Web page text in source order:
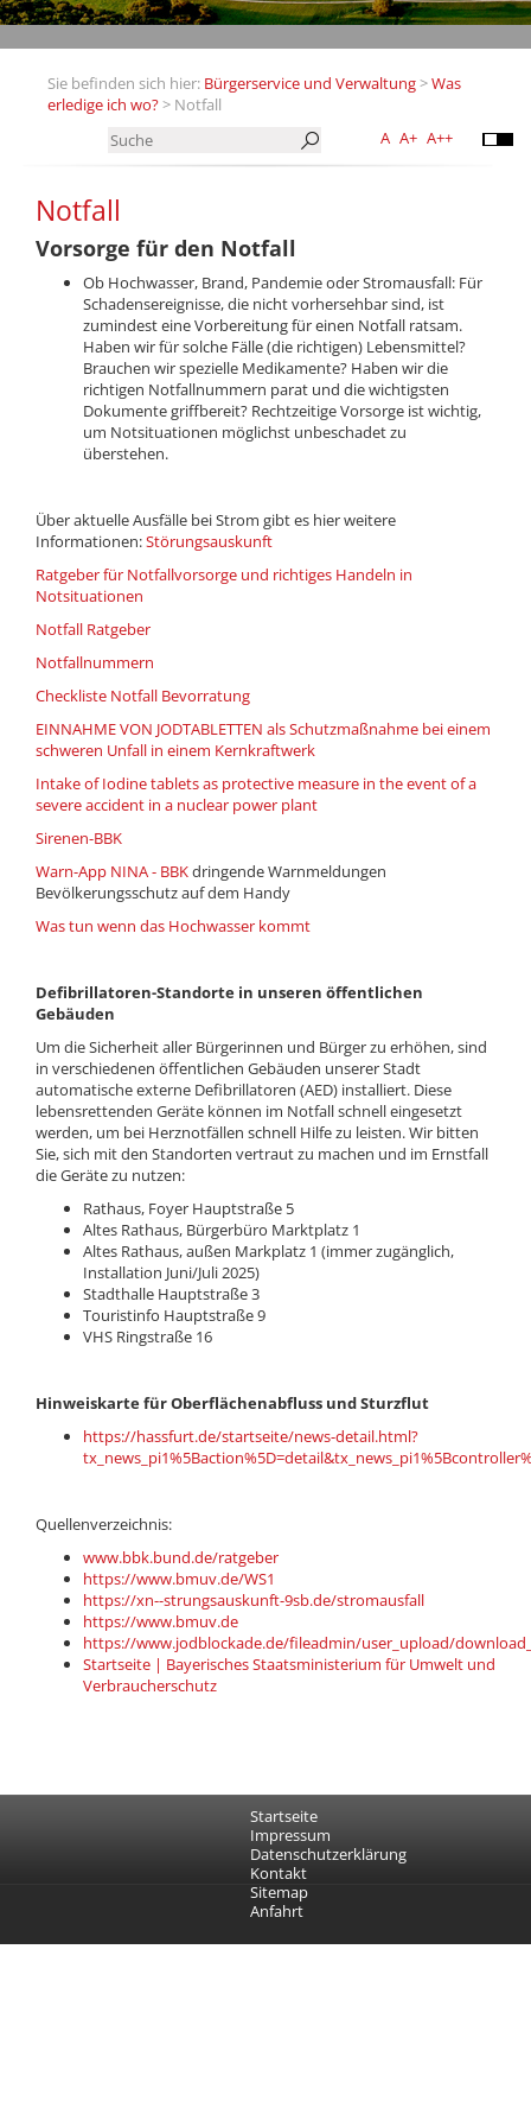
Sie befinden sich hier: Bürgerservice und Verwaltung>Was
erledige ich wo?> Notfall
A A+ A++
Notfall
Vorsorge für den Notfall
Ob Hochwasser, Brand, Pandemie oder Stromausfall: Für
Schadensereignisse, die nicht vorhersehbar sind, ist
zumindest eine Vorbereitung für einen Notfall ratsam.
Haben wir für solche Fälle (die richtigen) Lebensmittel?
Brauchen wir spezielle Medikamente? Haben wir die
richtigen Notfallnummern parat und die wichtigsten
Dokumente griffbereit? Rechtzeitige Vorsorge ist wichtig,
um Notsituationen möglichst unbeschadet zu
überstehen.
Über aktuelle Ausfälle bei Strom gibt es hier weitere
Informationen:Störungsauskunft
Ratgeber für Notfallvorsorge und richtiges Handeln in
Notsituationen
Notfall Ratgeber
Notfallnummern
Checkliste Notfall Bevorratung
EINNAHME VON JODTABLETTEN als Schutzmaßnahme bei einem
schweren Unfall in einem Kernkraftwerk
Intake of Iodine tablets as protective measure in the event of a
severe accident in a nuclear power plant
Sirenen-BBK
Warn-App NINA - BBKdringende Warnmeldungen
Bevölkerungsschutz auf dem Handy
Was tun wenn das Hochwasser kommt
Defibrillatoren-Standorte in unseren öffentlichen
Gebäuden
Um die Sicherheit aller Bürgerinnen und Bürger zu erhöhen, sind
in verschiedenen öffentlichen Gebäuden unserer Stadt
automatische externe Defibrillatoren (AED) installiert. Diese
lebensrettenden Geräte können im Notfall schnell eingesetzt
werden, um bei Herznotfällen schnell Hilfe zu leisten. Wir bitten
Sie, sich mit den Standorten vertraut zu machen und im Ernstfall
die Geräte zu nutzen:
Rathaus, Foyer Hauptstraße 5
Altes Rathaus, Bürgerbüro Marktplatz 1
Altes Rathaus, außen Markplatz 1 (immer zugänglich,
Installation Juni/Juli 2025)
Stadthalle Hauptstraße 3
Touristinfo Hauptstraße 9
VHS Ringstraße 16
Hinweiskarte für Oberflächenabfluss und Sturzflut
https://hassfurt.de/startseite/news-detail.html?
Quellenverzeichnis:
www.bbk.bund.de/ratgeber
https://www.bmuv.de/WS1
https://xn--strungsauskunft-9sb.de/stromausfall
https://www.bmuv.de
https://www.jodblockade.de/fileadmin/user_upload/
Startseite | Bayerisches Staatsministerium für Umwelt und
Verbraucherschutz
Startseite
Impressum
Datenschutzerklärung
Kontakt
Sitemap
Anfahrt